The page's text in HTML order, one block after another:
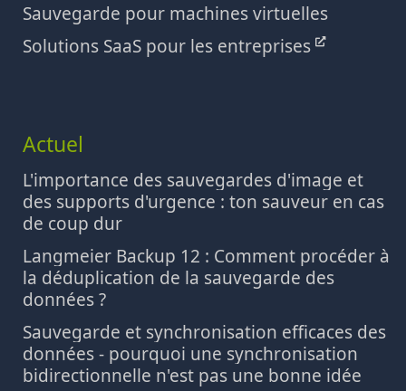
Sauvegarde pour machines virtuelles
Solutions SaaS pour les entreprises
Actuel
L'importance des sauvegardes d'image et
des supports d'urgence : ton sauveur en cas
de coup dur
Langmeier Backup 12 : Comment procéder à
la déduplication de la sauvegarde des
données ?
Sauvegarde et synchronisation efficaces des
données - pourquoi une synchronisation
bidirectionnelle n'est pas une bonne idée